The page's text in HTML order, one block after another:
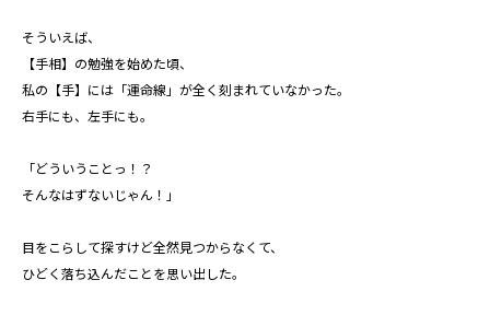
そういえば、
【手相】の勉強を始めた頃、
私の【手】には「運命線」が全く刻まれていなかった。
右手にも、左手にも。
「どういうことっ！？
そんなはずないじゃん！」
目をこらして探すけど全然見つからなくて、
ひどく落ち込んだことを思い出した。